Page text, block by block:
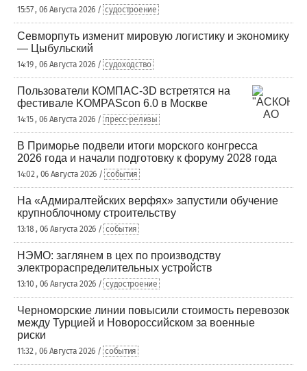
15:57 , 06 Августа 2026 / судостроение
Севморпуть изменит мировую логистику и экономику
— Цыбульский
14:19 , 06 Августа 2026 / судоходство
Пользователи КОМПАС-3D встретятся на
фестивале KOMPAScon 6.0 в Москве
14:15 , 06 Августа 2026 / пресс-релизы
В Приморье подвели итоги морского конгресса
2026 года и начали подготовку к форуму 2028 года
14:02 , 06 Августа 2026 / события
На «Адмиралтейских верфях» запустили обучение
крупноблочному строительству
13:18 , 06 Августа 2026 / события
НЭМО: заглянем в цех по производству
электрораспределительных устройств
13:10 , 06 Августа 2026 / судостроение
Черноморские линии повысили стоимость перевозок
между Турцией и Новороссийском за военные
риски
11:32 , 06 Августа 2026 / события